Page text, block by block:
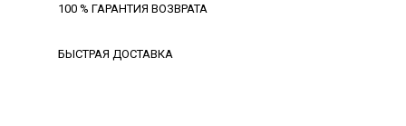
100 % ГАРАНТИЯ ВОЗВРАТА
БЫСТРАЯ ДОСТАВКА